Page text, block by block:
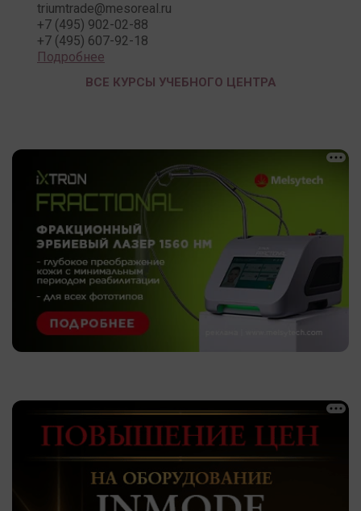
triumtrade@mesoreal.ru
+7 (495) 902-02-88
+7 (495) 607-92-18
Подробнее
ВСЕ КУРСЫ УЧЕБНОГО ЦЕНТРА